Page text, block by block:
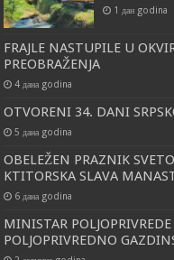
1 дан godina
FRAJLE NASTUPILE U
PREOBRAŽENJA
4 дана godina
OTVORENI 34. DANI
5 дана godina
OBELEŽEN PRAZNIK
KTITORSKA SLAVA
6 дана godina
MINISTAR
POLJOPRIVREDNO